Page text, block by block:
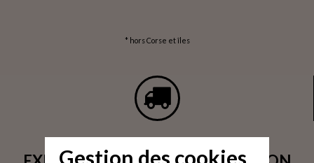
Gestion des cookies
* hors Corse et îles